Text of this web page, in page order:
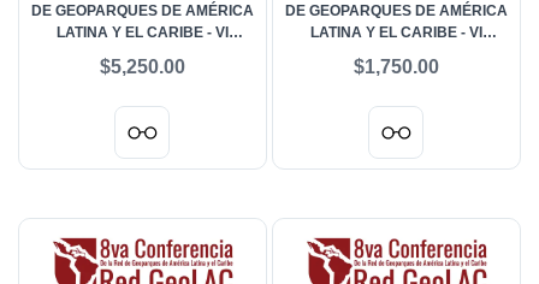
DE GEOPARQUES DE AMÉRICA
LATINA Y EL CARIBE - VI
GEOPATRIMONIO Y
$5,250.00
DE GEOPARQUES DE AMÉRICA
LATINA Y EL CARIBE - VI
GEOPATRIMONIO Y
$1,750.00